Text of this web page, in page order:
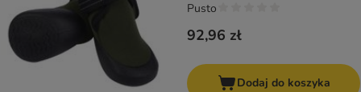
92,96 zł
Pusto
Dodaj do koszyka